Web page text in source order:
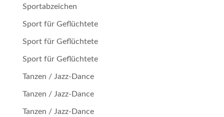
Sportabzeichen
Sport für Geflüchtete
Sport für Geflüchtete
Sport für Geflüchtete
Tanzen / Jazz-Dance
Tanzen / Jazz-Dance
Tanzen / Jazz-Dance